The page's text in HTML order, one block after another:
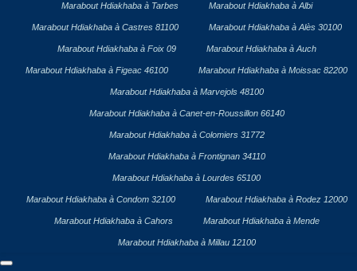
Marabout Hdiakhaba à Tarbes Marabout Hdiakhaba à Albi
Marabout Hdiakhaba à Castres 81100 Marabout Hdiakhaba à Alès 30100
Marabout Hdiakhaba à Foix 09 Marabout Hdiakhaba à Auch
Marabout Hdiakhaba à Figeac 46100 Marabout Hdiakhaba à Moissac 82200
Marabout Hdiakhaba à Marvejols 48100
Marabout Hdiakhaba à Canet-en-Roussillon 66140
Marabout Hdiakhaba à Colomiers 31772
Marabout Hdiakhaba à Frontignan 34110
Marabout Hdiakhaba à Lourdes 65100
Marabout Hdiakhaba à Condom 32100 Marabout Hdiakhaba à Rodez 12000
Marabout Hdiakhaba à Cahors Marabout Hdiakhaba à Mende
Marabout Hdiakhaba à Millau 12100